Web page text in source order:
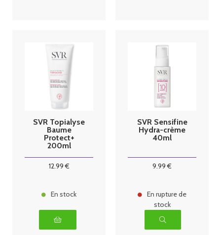
SVR Topialyse
Baume
Protect+
200ml
12.99€
En stock
SVR Sensifine
Hydra-crème
40ml
9.99 €
En rupture de
stock